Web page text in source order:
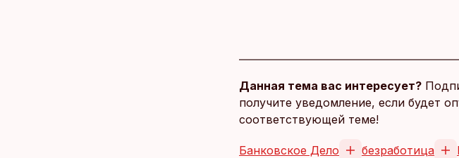
Данная тема вас интересует?
получите уведомление, если будет
соответствующей теме!
Банковское Дело безработица